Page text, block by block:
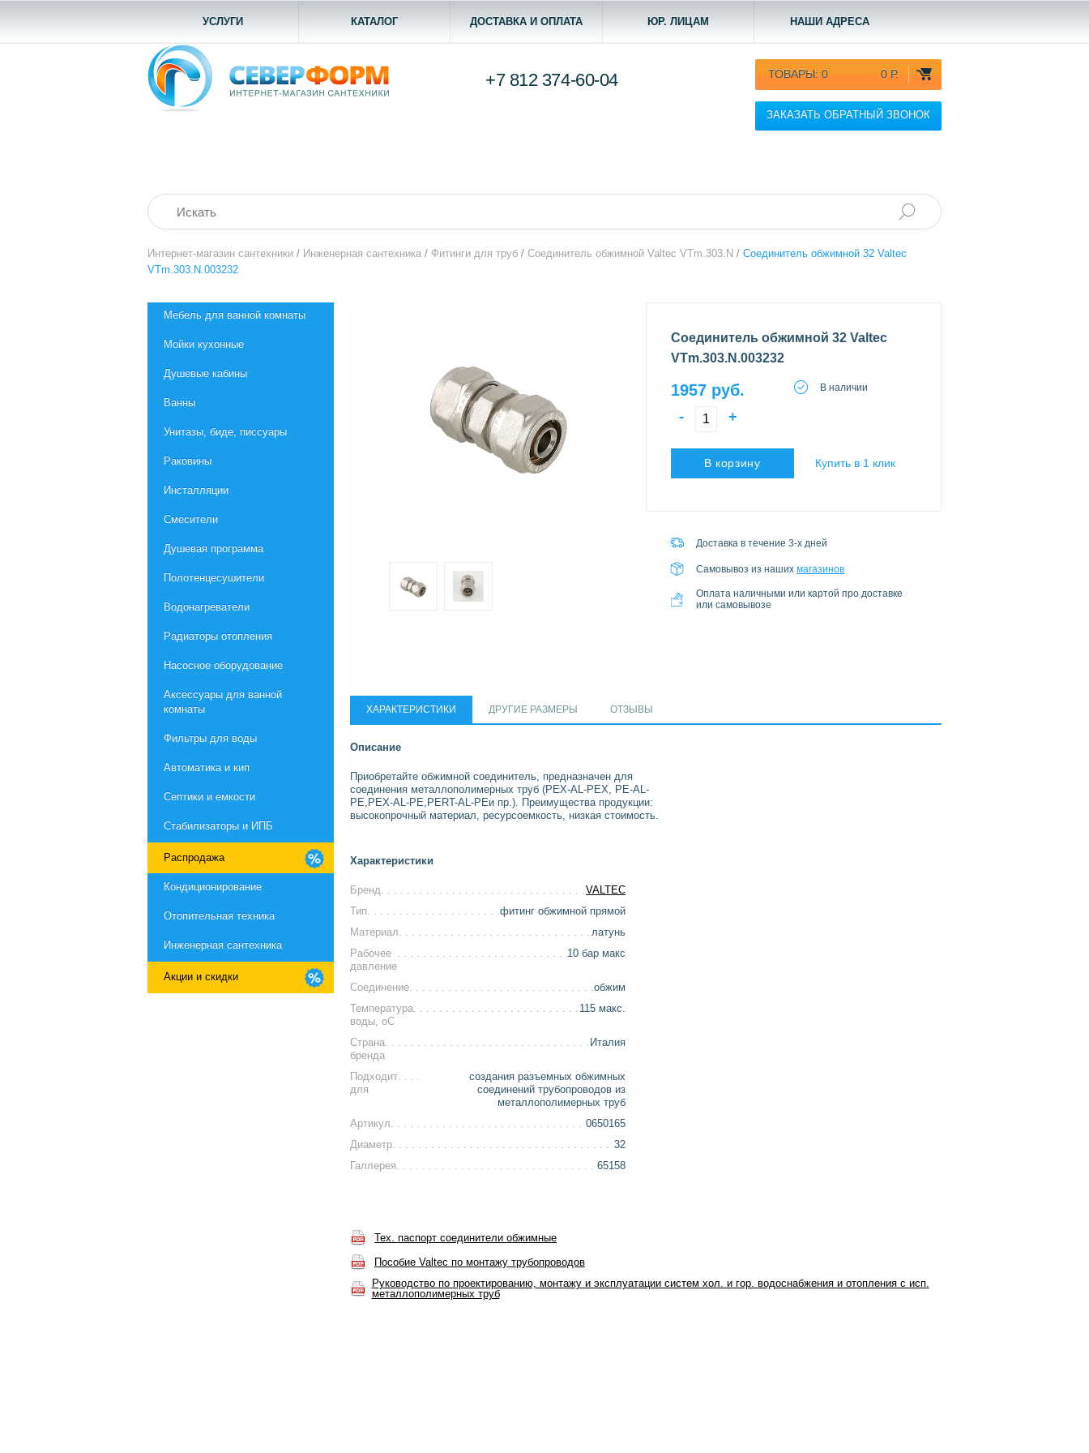
УСЛУГИ КАТАЛОГ ДОСТАВКА И ОПЛАТА ЮР. ЛИЦАМ НАШИ АДРЕСА
ТОВАРЫ: 0 0 Р.
ЗАКАЗАТЬ ОБРАТНЫЙ ЗВОНОК
+7 812 374-60-04
Интернет-магазин сантехники / Инженерная сантехника / Фитинги для труб / Соединитель обжимной Valtec VTm.303.N / Соединитель обжимной 32 Valtec
VTm.303.N.003232
Мебель для ванной комнаты
Мойки кухонные
Душевые кабины
Ванны
Унитазы, биде, писсуары
Раковины
Инсталляции
Смесители
Душевая программа
Полотенцесушители
Водонагреватели
Радиаторы отопления
Насосное оборудование
Aксессуары для ванной
комнаты
Фильтры для воды
Автоматика и кип
Септики и емкости
Стабилизаторы и ИПБ
Распродажа
Кондиционирование
Отопительная техника
Инженерная сантехника
Акции и скидки
Соединитель обжимной 32 Valtec
VTm.303.N.003232
1957 руб. В наличии
- +
В корзину Купить в 1 клик
Доставка в течение 3-х дней
Самовывоз из наших магазинов
Оплата наличными или картой про доставке
или самовывозе
ХАРАКТЕРИСТИКИ ДРУГИЕ РАЗМЕРЫ ОТЗЫВЫ
Описание
Приобретайте обжимной соединитель, предназначен для
соединения металлополимерных труб (PEX-AL-PEX, PE-AL-
PE,PEX-AL-PE,PERT-AL-PEи пр.). Преимущества продукции:
высокопрочный материал, ресурсоемкость, низкая стоимость.
Характеристики
Бренд
VALTEC
Тип
фитинг обжимной прямой
Материал
латунь
Рабочее
давление
10 бар макс
Соединение
обжим
Температура
воды, оС
115 макс.
Страна
бренда
Италия
Подходит
для
создания разъемных обжимных
соединений трубопроводов из
металлополимерных труб
Артикул
0650165
Диаметр
32
Галлерея
65158
Тех. паспорт соединители обжимные
Пособие Valtec по монтажу трубопроводов
Руководство по проектированию, монтажу и эксплуатации систем хол. и гор. водоснабжения и отопления с исп.
металлополимерных труб